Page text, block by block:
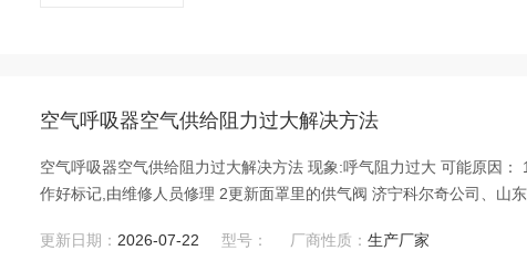
空气呼吸器空气供给阻力过大解决方法
空气呼吸器空气供给阻力过大解决方法 现象:呼气阻力过大 可能原因： 1.面罩上呼气阀阀片发粘 排除方法：
作好标记,由维修人员修理 2更新面罩里的供气阀 济宁科尔奇公司、山东莫尔斯公司、中屹消防公司维保空气
空气呼吸器的寿命 为战时出勤带来更多济宁科尔奇公司、山东莫尔
更新日期： 2026-07-22 型号： 厂商性质：生产厂家